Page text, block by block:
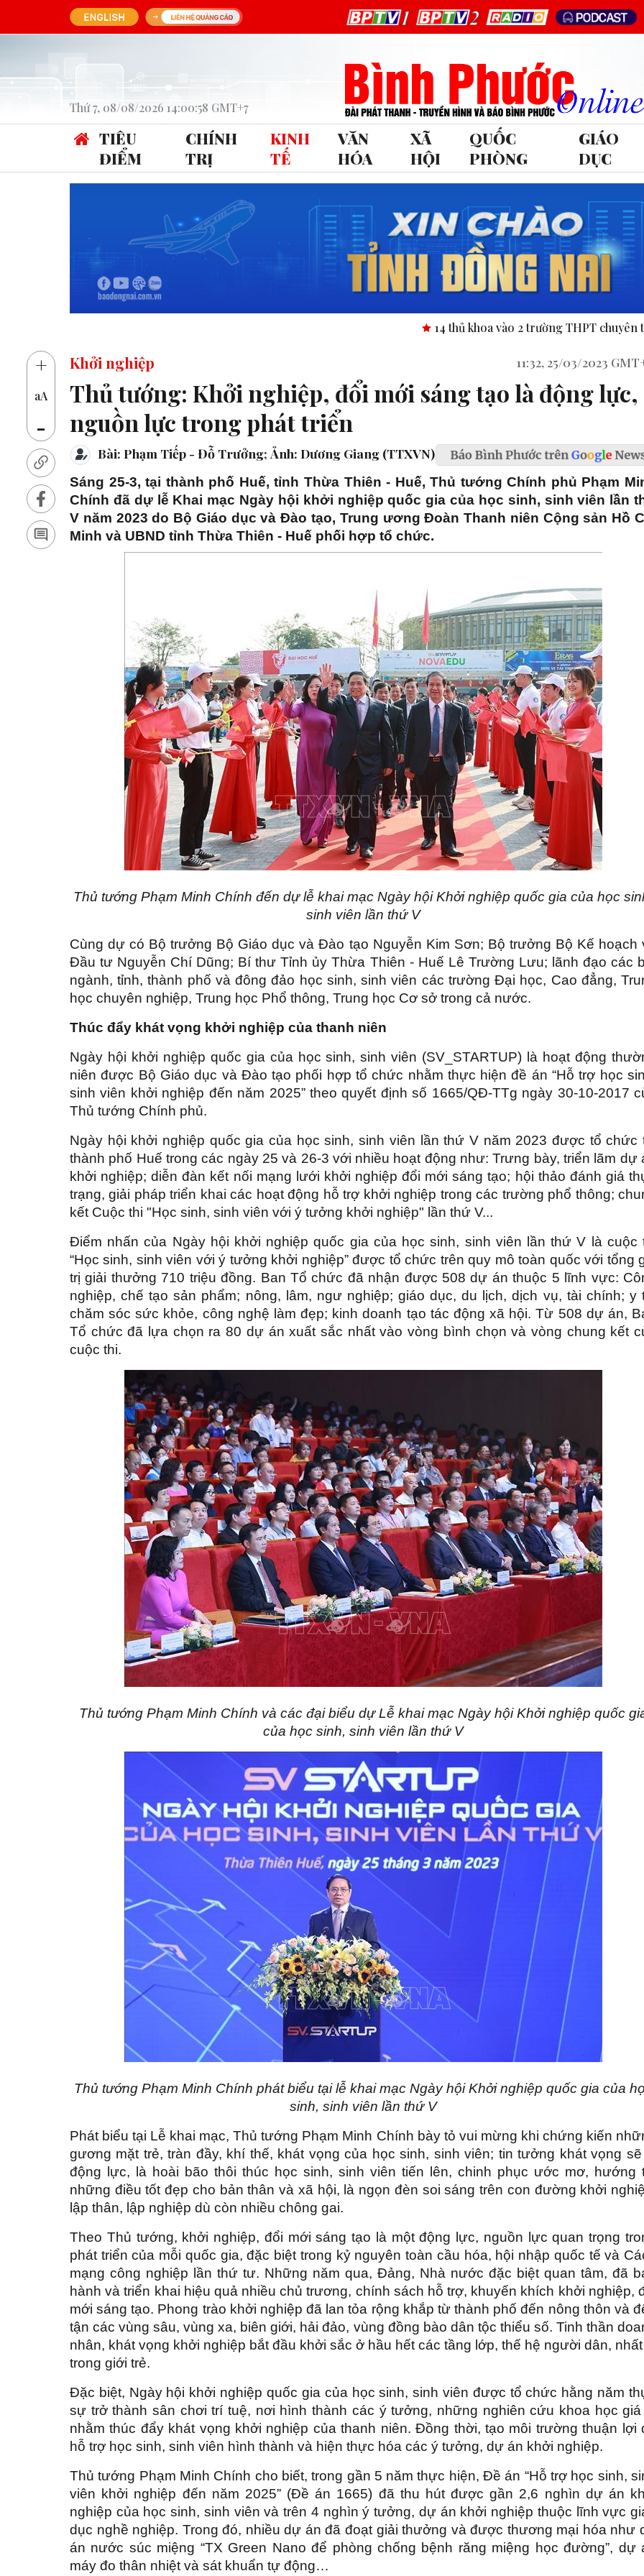
Thứ 7, 08/08/2026 14:00:58 GMT+7
TIÊU
ĐIỂM
CHÍNH
TRỊ
KINH
TẾ
VĂN
HÓA
XÃ
HỘI
QUỐC
PHÒNG
GIÁO
DỤC
14 thủ khoa vào 2 trường THPT chuyên tỉnh Bình Phước.
+
aA
-
Khởi nghiệp 11:32, 25/03/2023
Thủ tướng: Khởi nghiệp, đổi mới sáng tạo là động lực,
nguồn lực trong phát triển
Bài: Phạm Tiếp - Đỗ Trưởng; Ảnh: Dương Giang (TTXVN)
Sáng 25-3, tại thành phố Huế, tỉnh Thừa Thiên - Huế, Thủ tướng Chính phủ Phạm
Chính đã dự lễ Khai mạc Ngày hội khởi nghiệp quốc gia của học sinh, sinh viên lần
V năm 2023 do Bộ Giáo dục và Đào tạo, Trung ương Đoàn Thanh niên Cộng sản Hồ
Minh và UBND tỉnh Thừa Thiên - Huế phối hợp tổ chức.
Thủ tướng Phạm Minh Chính đến dự lễ khai mạc Ngày hội Khởi nghiệp quốc gia của học
sinh viên lần thứ V
Cùng dự có Bộ trưởng Bộ Giáo dục và Đào tạo Nguyễn Kim Sơn; Bộ trưởng Bộ Kế hoạch
Đầu tư Nguyễn Chí Dũng; Bí thư Tỉnh ủy Thừa Thiên - Huế Lê Trường Lưu; lãnh đạo các
ngành, tỉnh, thành phố và đông đảo học sinh, sinh viên các trường Đại học, Cao đẳng,
học chuyên nghiệp, Trung học Phổ thông, Trung học Cơ sở trong cả nước.
Thúc đẩy khát vọng khởi nghiệp của thanh niên
Ngày hội khởi nghiệp quốc gia của học sinh, sinh viên (SV_STARTUP) là hoạt động
niên được Bộ Giáo dục và Đào tạo phối hợp tổ chức nhằm thực hiện đề án “Hỗ trợ học
sinh viên khởi nghiệp đến năm 2025” theo quyết định số 1665/QĐ-TTg ngày 30-10-2017
Thủ tướng Chính phủ.
Ngày hội khởi nghiệp quốc gia của học sinh, sinh viên lần thứ V năm 2023 được tổ chức
thành phố Huế trong các ngày 25 và 26-3 với nhiều hoạt động như: Trưng bày, triển lãm dự
khởi nghiệp; diễn đàn kết nối mạng lưới khởi nghiệp đổi mới sáng tạo; hội thảo đánh giá
trạng, giải pháp triển khai các hoạt động hỗ trợ khởi nghiệp trong các trường phổ thông;
kết Cuộc thi "Học sinh, sinh viên với ý tưởng khởi nghiệp" lần thứ V...
Điểm nhấn của Ngày hội khởi nghiệp quốc gia của học sinh, sinh viên lần thứ V là cuộc
“Học sinh, sinh viên với ý tưởng khởi nghiệp” được tổ chức trên quy mô toàn quốc với tổng
trị giải thưởng 710 triệu đồng. Ban Tổ chức đã nhận được 508 dự án thuộc 5 lĩnh vực:
nghiệp, chế tạo sản phẩm; nông, lâm, ngư nghiệp; giáo dục, du lịch, dịch vụ, tài chính; y
chăm sóc sức khỏe, công nghệ làm đẹp; kinh doanh tạo tác động xã hội. Từ 508 dự án,
Tổ chức đã lựa chọn ra 80 dự án xuất sắc nhất vào vòng bình chọn và vòng chung kết
cuộc thi.
Thủ tướng Phạm Minh Chính và các đại biểu dự Lễ khai mạc Ngày hội Khởi nghiệp quốc
của học sinh, sinh viên lần thứ V
Thủ tướng Phạm Minh Chính phát biểu tại lễ khai mạc Ngày hội Khởi nghiệp quốc gia của
sinh, sinh viên lần thứ V
Phát biểu tại Lễ khai mạc, Thủ tướng Phạm Minh Chính bày tỏ vui mừng khi chứng kiến
gương mặt trẻ, tràn đầy, khí thế, khát vọng của học sinh, sinh viên; tin tưởng khát vọng
động lực, là hoài bão thôi thúc học sinh, sinh viên tiến lên, chinh phục ước mơ, hướng
những điều tốt đẹp cho bản thân và xã hội, là ngọn đèn soi sáng trên con đường khởi
lập thân, lập nghiệp dù còn nhiều chông gai.
Theo Thủ tướng, khởi nghiệp, đổi mới sáng tạo là một động lực, nguồn lực quan trọng
phát triển của mỗi quốc gia, đặc biệt trong kỷ nguyên toàn cầu hóa, hội nhập quốc tế và
mạng công nghiệp lần thứ tư. Những năm qua, Đảng, Nhà nước đặc biệt quan tâm, đã
hành và triển khai hiệu quả nhiều chủ trương, chính sách hỗ trợ, khuyến khích khởi nghiệp,
mới sáng tạo. Phong trào khởi nghiệp đã lan tỏa rộng khắp từ thành phố đến nông thôn và
tận các vùng sâu, vùng xa, biên giới, hải đảo, vùng đồng bào dân tộc thiểu số. Tinh thần
nhân, khát vọng khởi nghiệp bắt đầu khởi sắc ở hầu hết các tầng lớp, thế hệ người dân,
trong giới trẻ.
Đặc biệt, Ngày hội khởi nghiệp quốc gia của học sinh, sinh viên được tổ chức hằng năm
sự trở thành sân chơi trí tuệ, nơi hình thành các ý tưởng, những nghiên cứu khoa học giá
nhằm thúc đẩy khát vọng khởi nghiệp của thanh niên. Đồng thời, tạo môi trường thuận lợi
hỗ trợ học sinh, sinh viên hình thành và hiện thực hóa các ý tưởng, dự án khởi nghiệp.
Thủ tướng Phạm Minh Chính cho biết, trong gần 5 năm thực hiện, Đề án “Hỗ trợ học sinh,
viên khởi nghiệp đến năm 2025” (Đề án 1665) đã thu hút được gần 2,6 nghìn dự án
nghiệp của học sinh, sinh viên và trên 4 nghìn ý tưởng, dự án khởi nghiệp thuộc lĩnh vực
dục nghề nghiệp. Trong đó, nhiều dự án đã đoạt giải thưởng và được thương mại hóa như
án nước súc miệng “TX Green Nano để phòng chống bệnh răng miệng học đường”, dự
máy đo thân nhiệt và sát khuẩn tự động…